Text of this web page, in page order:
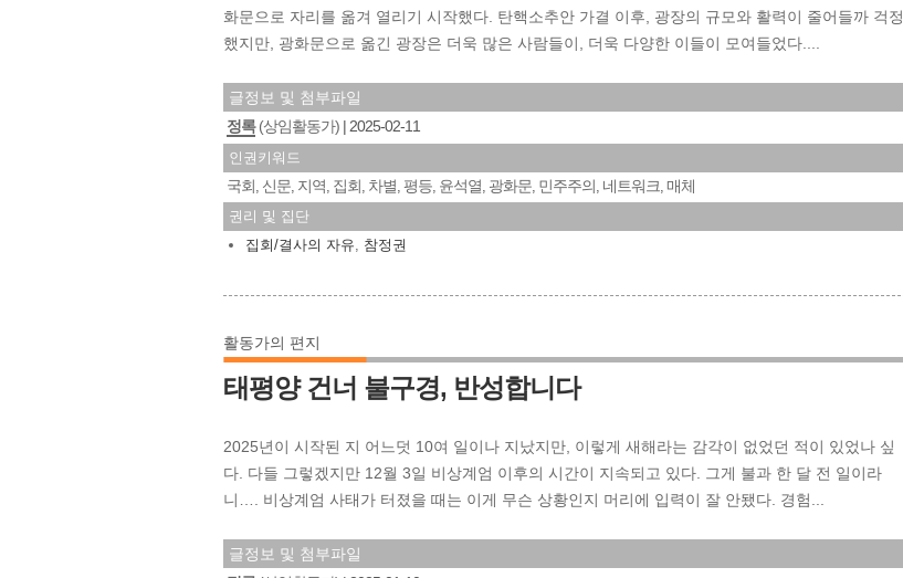
화문으로 자리를 옮겨 열리기 시작했다. 탄핵소추안 가결 이후, 광장의 규모와 활력이 줄어들까 걱정
했지만, 광화문으로 옮긴 광장은 더욱 많은 사람들이, 더욱 다양한 이들이 모여들었다....
글정보 및 첨부파일
정록(상임활동가) 2025-02-11
인권키워드
국회, 신문, 지역, 집회, 차별, 평등, 윤석열, 광화문, 민주주의, 네트워크, 매체
권리 및 집단
집회/결사의 자유, 참정권
활동가의 편지
태평양 건너 불구경, 반성합니다
2025년이 시작된 지 어느덧 10여 일이나 지났지만, 이렇게 새해라는 감각이 없었던 적이 있었나 싶
다. 다들 그렇겠지만 12월 3일 비상계엄 이후의 시간이 지속되고 있다. 그게 불과 한 달 전 일이라
니…. 비상계엄 사태가 터졌을 때는 이게 무슨 상황인지 머리에 입력이 잘 안됐다. 경험...
글정보 및 첨부파일